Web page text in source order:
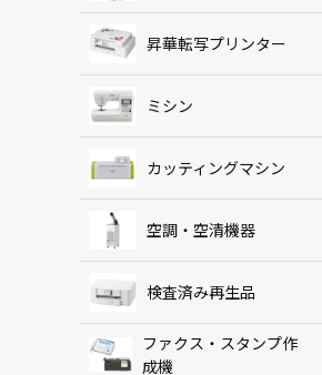
昇華転写プリンター
ミシン
カッティングマシン
空調・空清機器
検査済み再生品
ファクス・スタンプ作
成機